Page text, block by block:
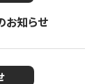
お知らせ